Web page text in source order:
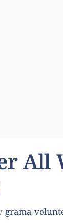
All
grama